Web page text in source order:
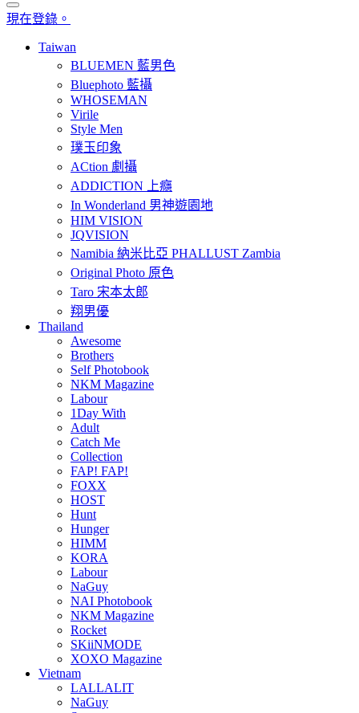
現在登錄。
Taiwan
BLUEMEN 藍男色
Bluephoto 藍攝
WHOSEMAN
Virile
Style Men
璞玉印象
ACtion 劇攝
ADDICTION 上癮
In Wonderland 男神遊園地
HIM VISION
JQVISION
Namibia 納米比亞 PHALLUST Zambia
Original Photo 原色
Taro 宋本太郎
翔男優
Thailand
Awesome
Brothers
Self Photobook
NKM Magazine
Labour
1Day With
Adult
Catch Me
Collection
FAP! FAP!
FOXX
HOST
Hunt
Hunger
HIMM
KORA
Labour
NaGuy
NAI Photobook
NKM Magazine
Rocket
SKiiNMODE
XOXO Magazine
Vietnam
LALLALIT
NaGuy